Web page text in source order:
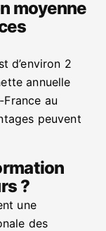
moyenne
d’environ 2
annuelle
au
peuvent
?
une
des